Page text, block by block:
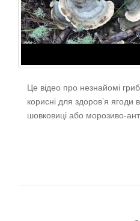
Це відео про незнайомі
корисні для здоров’я ягоди
шовковиці або морозиво-